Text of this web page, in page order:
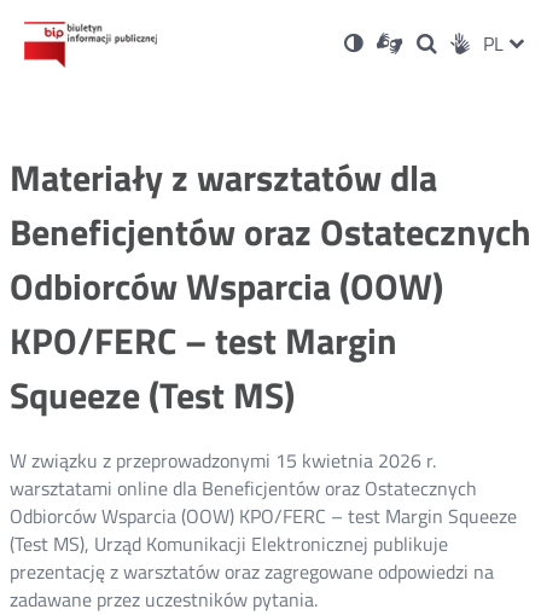
Ustawienia
Wersja
kontrastowa
Dla
niesłyszących
OtwórzOtwórz
w
Otwórz
w
Social PL
Materiały z warsztatów dla
Beneficjentów oraz Ostatecznych
Odbiorców Wsparcia (OOW)
KPO/FERC – test Margin
Squeeze (Test MS)
W związku z przeprowadzonymi 15 kwietnia 2026 r.
warsztatami online dla Beneficjentów oraz Ostatecznych
Odbiorców Wsparcia (OOW) KPO/FERC – test Margin Squeeze
(Test MS), Urząd Komunikacji Elektronicznej publikuje
prezentację z warsztatów oraz zagregowane odpowiedzi na
zadawane przez uczestników pytania.